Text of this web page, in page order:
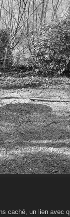
caché, un lien avec